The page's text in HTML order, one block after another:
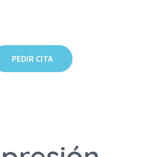
PEDIR CITA